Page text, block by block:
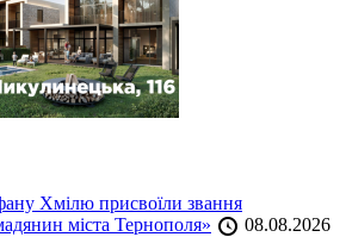
Хмілю присвоїли звання
міста Тернополя»
08.08.2026